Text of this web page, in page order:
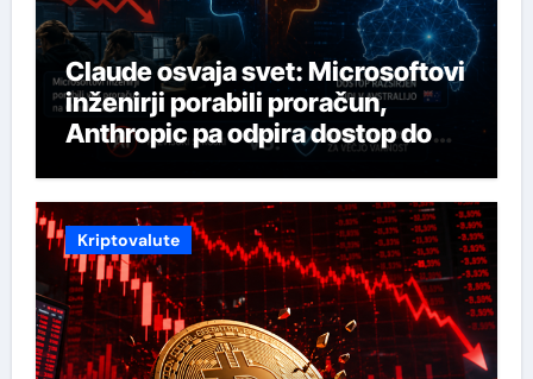
Claude osvaja svet: Microsoftovi
inženirji porabili proračun,
Anthropic pa odpira dostop do
svojega najmočnejšega AI-ja
Kriptovalute